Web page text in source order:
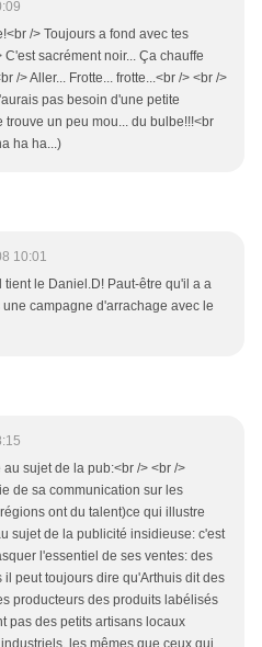
/> Toujours a fond avec tes
sacrément noir... Ça chauffe
/> Aller... Frotte... frotte...<br /> <br />
pas besoin d'une petite
trouve un peu mou... du bulbe!!!<br
ha ha...)
10:01
tient le Daniel.D! Paut-être qu'il a a
campagne d'arrachage avec le
sujet de la pub:<br /> <br />
de sa communication sur les
ont du talent)ce qui illustre
sujet de la publicité insidieuse: c'est
l'essentiel de ses ventes: des
il peut toujours dire qu'Arthuis dit des
producteurs des produits labélisés
pas des petits artisans locaux
les mêmes que ceux qui